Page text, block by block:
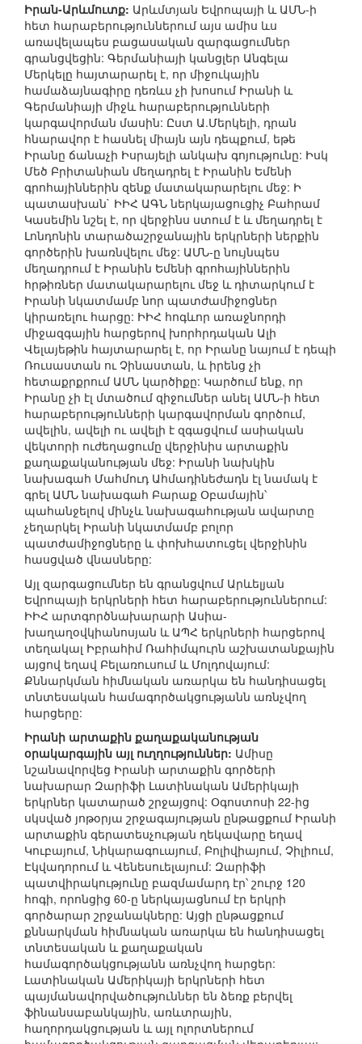
Իրան-Արևմուտք: Արևմտյան Եվրոպայի և ԱՄՆ-ի
հետ հարաբերություններում այս ամիս ևս
առավելապես բացասական զարգացումներ
գրանցվեցին: Գերմանիայի կանցլեր Անգելա
Մերկելը հայտարարել է, որ միջուկային
համաձայնագիրը դեռևս չի խոսում Իրանի և
Գերմանիայի միջև հարաբերությունների
կարգավորման մասին: Ըստ Ա.Մերկելի, դրան
հնարավոր է հասնել միայն այն դեպքում, եթե
Իրանը ճանաչի Իսրայելի անկախ գոյությունը: Իսկ
Մեծ Բրիտանիան մեղադրել է Իրանին Եմենի
գրոհայիններին զենք մատակարարելու մեջ: Ի
պատասխան` ԻԻՀ ԱԳՆ ներկայացուցիչ Բահրամ
Կասեմին նշել է, որ վերջինս ստում է և մեղադրել է
Լոնդոնին տարածաշրջանային երկրների ներքին
գործերին խառնվելու մեջ: ԱՄՆ-ը նույնպես
մեղադրում է Իրանին Եմենի գրոհայիններին
հրթիռներ մատակարարելու մեջ և դիտարկում է
Իրանի նկատմամբ նոր պատժամիջոցներ
կիրառելու հարցը: ԻԻՀ հոգևոր առաջնորդի
միջազգային հարցերով խորհրդական Ալի
Վելայեթին հայտարարել է, որ Իրանը նայում է դեպի
Ռուսաստան ու Չինաստան, և իրենց չի
հետաքրքրում ԱՄՆ կարծիքը: Կարծում ենք, որ
Իրանը չի էլ մտածում զիջումներ անել ԱՄՆ-ի հետ
հարաբերությունների կարգավորման գործում,
ավելին, ավելի ու ավելի է զգացվում ասիական
վեկտորի ուժեղացումը վերջինիս արտաքին
քաղաքականության մեջ: Իրանի նախկին
նախագահ Մահմուդ Ահմադինեժադն էլ նամակ է
գրել ԱՄՆ նախագահ Բարաք Օբամային՝
պահանջելով մինչև նախագահության ավարտը
չեղարկել Իրանի նկատմամբ բոլոր
պատժամիջոցները և փոխհատուցել վերջինին
հասցված վնասները:
Այլ զարգացումներ են գրանցվում Արևելյան
Եվրոպայի երկրների հետ հարաբերություններում:
ԻԻՀ արտգործնախարարի Ասիա-
խաղաղօվկիանոսյան և ԱՊՀ երկրների հարցերով
տեղակալ Իբրահիմ Ռահիմպուրն աշխատանքային
այցով եղավ Բելառուսում և Մոլդովայում:
Քննարկման հիմնական առարկա են հանդիսացել
տնտեսական համագործակցությանն առնչվող
հարցերը:
Իրանի արտաքին քաղաքականության
օրակարգային այլ ուղղություններ: Ամիսը
նշանավորվեց Իրանի արտաքին գործերի
նախարար Զարիֆի Լատինական Ամերիկայի
երկրներ կատարած շրջայցով: Օգոստոսի 22-ից
սկսված յոթօրյա շրջագայության ընթացքում Իրանի
արտաքին գերատեսչության ղեկավարը եղավ
Կուբայում, Նիկարագուայում, Բոլիվիայում, Չիլիում,
Էկվադորում և Վենեսուելայում: Զարիֆի
պատվիրակությունը բազմամարդ էր՝ շուրջ 120
հոգի, որոնցից 60-ը ներկայացնում էր երկրի
գործարար շրջանակները: Այցի ընթացքում
քննարկման հիմնական առարկա են հանդիսացել
տնտեսական և քաղաքական
համագործակցությանն առնչվող հարցեր:
Լատինական Ամերիկայի երկրների հետ
պայմանավորվածություններ են ձեռք բերվել
ֆինանսաբանկային, առևտրային,
հաղորդակցության և այլ ոլորտներում